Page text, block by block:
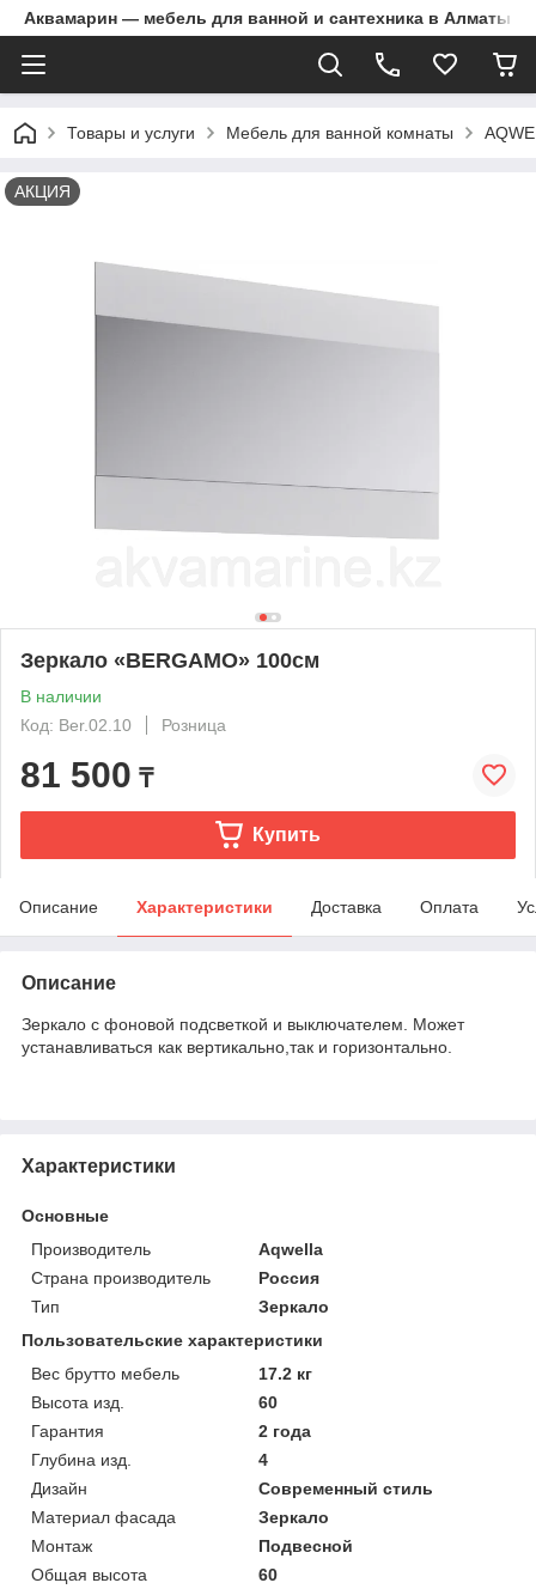
Аквамарин — мебель для ванной и сантехника в Алматы |
Товары и услуги Мебель для ванной комнаты
АКЦИЯ
Зеркало «BERGAMO» 100см
В наличии
Код: Ber.02.10
Розница
81 500 ₸
Купить
Описание Характеристики Доставка Оплата
Описание
Зеркало с фоновой подсветкой и выключателем. Может
устанавливаться как вертикально,так и горизонтально.
Характеристики
Основные
Производитель
Aqwella
Страна производитель
Россия
Тип
Зеркало
Пользовательские характеристики
Вес брутто мебель
17.2 кг
Высота изд.
60
Гарантия
2 года
Глубина изд.
4
Дизайн
Современный стиль
Материал фасада
Зеркало
Монтаж
Подвесной
Общая высота
60